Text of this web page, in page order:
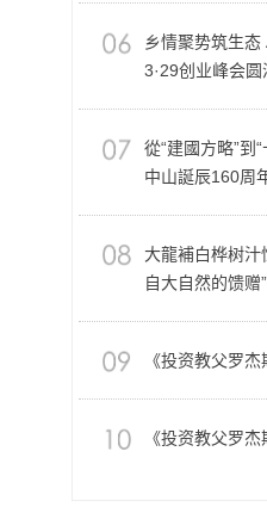
乡情聚势筑生
3·29创业峰会圆
從“建國方略”到
中山誕辰160周
大龍補白桦树汁
自大自然的馈赠
《投资教父罗
《投资教父罗